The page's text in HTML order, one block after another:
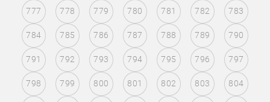
777 778 779 780 781 782 783
784 785 786 787 788 789 790
791 792 793 794 795 796 797
798 799 800 801 802 803 804